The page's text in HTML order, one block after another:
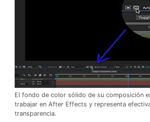
El fondo de color sólido de su composición
trabajar en After Effects y representa
transparencia.